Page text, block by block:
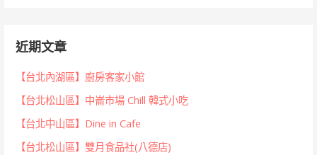
近期文章
【台北內湖區】廚房客家小館
【台北松山區】中崙市場 Chill 韓式小吃
【台北中山區】Dine in Cafe
【台北松山區】雙月食品社(八德店)